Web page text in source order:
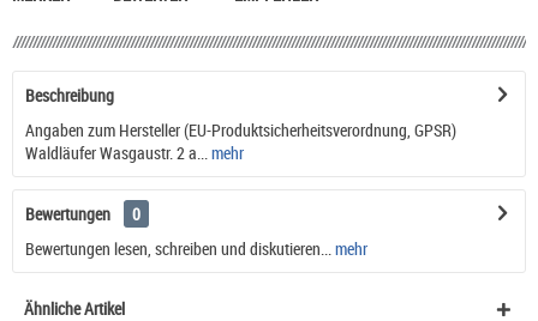
Beschreibung
Angaben zum Hersteller (EU-Produktsicherheitsverordnung, GPSR)
Waldläufer Wasgaustr. 2 a...
mehr
Bewertungen
0
Bewertungen lesen, schreiben und diskutieren...
mehr
Ähnliche Artikel